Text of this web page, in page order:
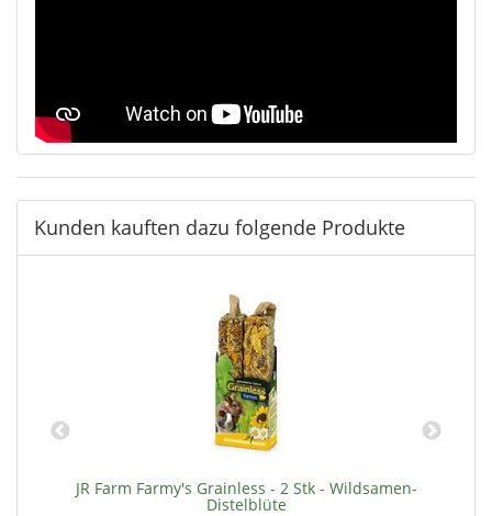
Kunden kauften dazu folgende Produkte
JR Farm Farmy's Grainless - 2 Stk - Wildsamen-
Distelblüte